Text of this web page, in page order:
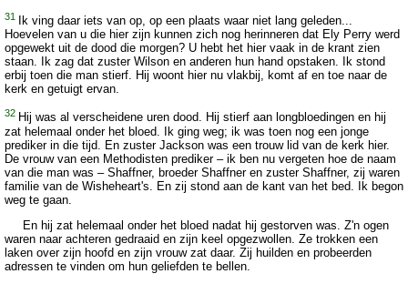
31
Ik ving daar iets van op, op een plaats waar niet lang geleden...
Hoevelen van u die hier zijn kunnen zich nog herinneren dat Ely Perry werd
opgewekt uit de dood die morgen? U hebt het hier vaak in de krant zien
staan. Ik zag dat zuster Wilson en anderen hun hand opstaken. Ik stond
erbij toen die man stierf. Hij woont hier nu vlakbij, komt af en toe naar de
kerk en getuigt ervan.
32 Hij was al verscheidene uren dood. Hij stierf aan longbloedingen en hij
zat helemaal onder het bloed. Ik ging weg; ik was toen nog een jonge
prediker in die tijd. En zuster Jackson was een trouw lid van de kerk hier.
De vrouw van een Methodisten prediker – ik ben nu vergeten hoe de naam
van die man was – Shaffner, broeder Shaffner en zuster Shaffner, zij waren
familie van de Wisheheart's. En zij stond aan de kant van het bed. Ik begon
weg te gaan.
En hij zat helemaal onder het bloed nadat hij gestorven was. Z'n ogen
waren naar achteren gedraaid en zijn keel opgezwollen. Ze trokken een
laken over zijn hoofd en zijn vrouw zat daar. Zij huilden en probeerden
adressen te vinden om hun geliefden te bellen.